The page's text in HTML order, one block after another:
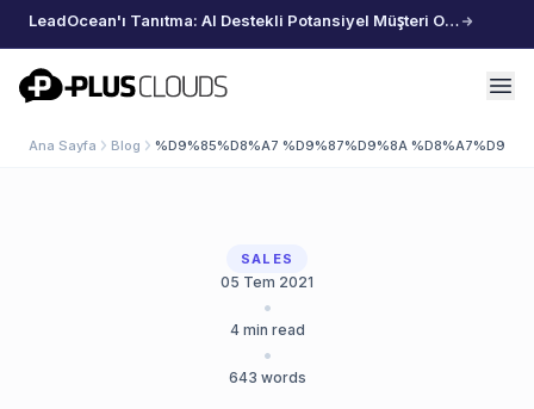
LeadOcean'ı Tanıtma: AI Destekli Potansiyel Müşteri Oluşturma, Özenle Seçilmiş Veriler, Zahmetsiz Büyüme
PlusClouds
Ana Sayfa Blog %D9%85%D8%A7 %D9%87%D9%8A
SALES
05 Tem 2021
•
4min read
•
643 words